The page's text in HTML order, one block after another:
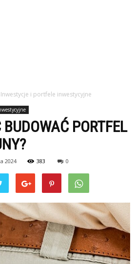
Inwestycje i portfele inwestycyjne
PORTFEL
2024 383 0